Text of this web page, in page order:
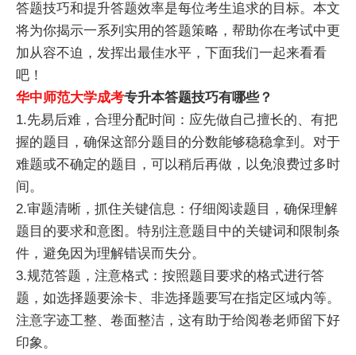
答题技巧和提升答题效率是每位考生追求的目标。本文
将为你揭示一系列实用的答题策略，帮助你在考试中更
加从容不迫，发挥出最佳水平，下面我们一起来看看
吧！
华中师范大学成考专升本答题技巧有哪些？
1.先易后难，合理分配时间：应先做自己擅长的、有把
握的题目，确保这部分题目的分数能够稳稳拿到。对于
难题或不确定的题目，可以稍后再做，以免浪费过多时
间。
2.审题清晰，抓住关键信息：仔细阅读题目，确保理解
题目的要求和意图。特别注意题目中的关键词和限制条
件，避免因为理解错误而失分。
3.规范答题，注意格式：按照题目要求的格式进行答
题，如选择题要涂卡、非选择题要写在指定区域内等。
注意字迹工整、卷面整洁，这有助于给阅卷老师留下好
印象。